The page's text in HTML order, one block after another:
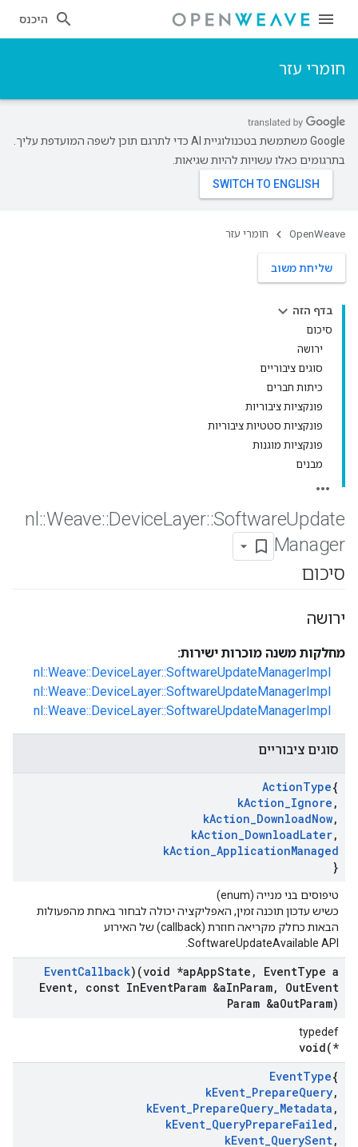
היכנס
חומרי עזר
‫Google משתמשת בטכנולוגיית AI כדי לתרגם תוכן לשפה המועדפת עליך.
בתרגומים כאלו עשויות להיות שגיאות.
OpenWeave חומרי עזר
שליחת משוב
בדף הזה
סיכום
ירושה
סוגים ציבוריים
כיתות חברים
פונקציות ציבוריות
פונקציות סטטיות ציבוריות
פונקציות מוגנות
מבנים
nl ::Weave::DeviceLayer::SoftwareUpdate
Manager
סיכום
ירושה
מחלקות משנה מוכרות ישירות:
nl::Weave::DeviceLayer::SoftwareUpdateManagerImpl
nl::Weave::DeviceLayer::SoftwareUpdateManagerImpl
nl::Weave::DeviceLayer::SoftwareUpdateManagerImpl
סוגים ציבוריים
ActionType{
kAction_Ignore ,
kAction_DownloadNow,
kAction_DownloadLater,
kAction_ApplicationManaged
}
טיפוסים בני מנייה (enum)
כשיש עדכון תוכנה זמין, האפליקציה יכולה לבחור באחת מהפעולות
הבאות כחלק מקריאה חוזרת (callback) של האירוע
SoftwareUpdateAvailable API.
EventCallback)(void *apAppState , EventType a
Event, const InEventParam &aInParam, OutEvent
Param &aOutParam)
typedef
void(*
EventType{
kEvent_PrepareQuery,
kEvent_PrepareQuery_Metadata ,
kEvent_QueryPrepareFailed ,
kEvent_QuerySent,